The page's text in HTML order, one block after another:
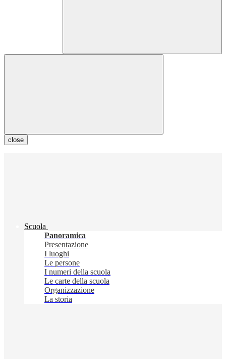
close
Scuola
Panoramica
Presentazione
I luoghi
Le persone
I numeri della scuola
Le carte della scuola
Organizzazione
La storia